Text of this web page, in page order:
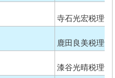
寺石光宏税理士
鹿田良美税理士
漆谷光晴税理士